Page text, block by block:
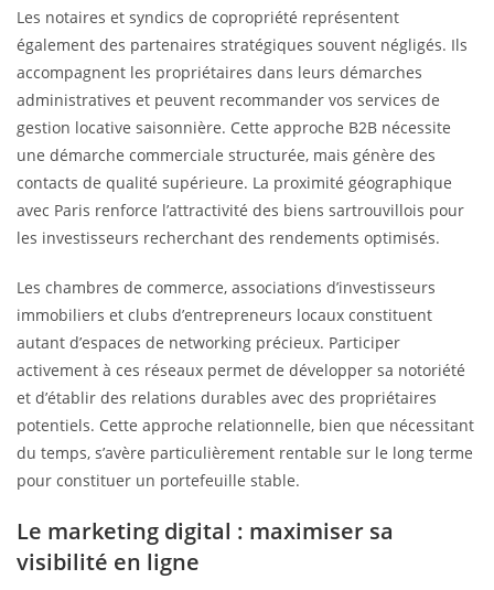
Les notaires et syndics de copropriété représentent
également des partenaires stratégiques souvent négligés. Ils
accompagnent les propriétaires dans leurs démarches
administratives et peuvent recommander vos services de
gestion locative saisonnière. Cette approche B2B nécessite
une démarche commerciale structurée, mais génère des
contacts de qualité supérieure. La proximité géographique
avec Paris renforce l’attractivité des biens sartrouvillois pour
les investisseurs recherchant des rendements optimisés.
Les chambres de commerce, associations d’investisseurs
immobiliers et clubs d’entrepreneurs locaux constituent
autant d’espaces de networking précieux. Participer
activement à ces réseaux permet de développer sa notoriété
et d’établir des relations durables avec des propriétaires
potentiels. Cette approche relationnelle, bien que nécessitant
du temps, s’avère particulièrement rentable sur le long terme
pour constituer un portefeuille stable.
Le marketing digital : maximiser sa
visibilité en ligne